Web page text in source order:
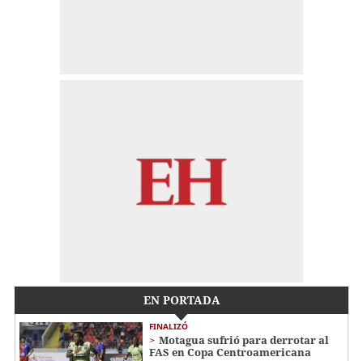
EN PORTADA
FINALIZÓ
Motagua sufrió para derrotar al
FAS en Copa Centroamericana